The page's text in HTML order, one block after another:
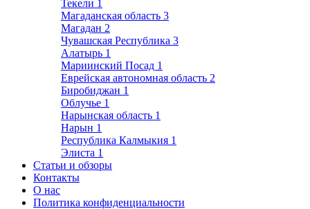
Текели 1
Магаданская область 3
Магадан 2
Чувашская Республика 3
Алатырь 1
Мариинский Посад 1
Еврейская автономная область 2
Биробиджан 1
Облучье 1
Нарынская область 1
Нарын 1
Республика Калмыкия 1
Элиста 1
Статьи и обзоры
Контакты
О нас
Политика конфиденциальности